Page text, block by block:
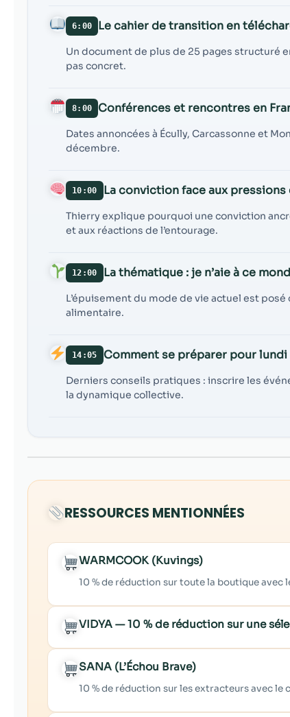
6:00 Le cahier de transition en
Un document de plus de 25 pages structuré
pas concret.
8:00 Conférences et rencontres en
Dates annoncées à Écully, Carcassonne et
décembre.
10:00 La conviction face aux
Thierry explique pourquoi une conviction
et aux réactions de l’entourage.
12:00 La thématique : je n’aie à ce
L’épuisement du mode de vie actuel est
alimentaire.
14:05 Comment se préparer pour lundi
Derniers conseils pratiques : inscrire les
la dynamique collective.
RESSOURCES MENTIONNÉES
WARMCOOK (Kuvings)
10 % de réduction sur toute la boutique avec
VIDYA — 10 % de réduction sur une
SANA (L’Échou Brave)
10 % de réduction sur les extracteurs avec le